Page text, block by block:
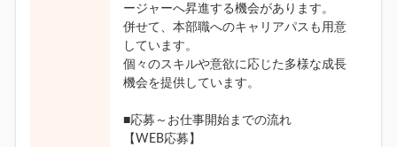
ージャーへ昇進する機会があります。
併せて、本部職へのキャリアパスも用意
しています。
個々のスキルや意欲に応じた多様な成長
機会を提供しています。
■応募～お仕事開始までの流れ
【WEB応募】